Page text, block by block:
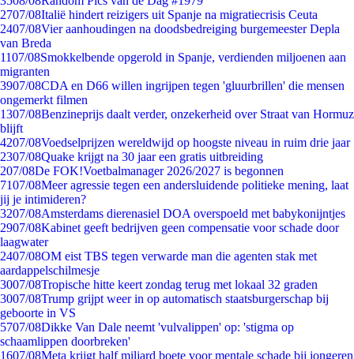
2707/08Italië hindert reizigers uit Spanje na migratiecrisis Ceuta
2407/08Vier aanhoudingen na doodsbedreiging burgemeester Depla
van Breda
1107/08Smokkelbende opgerold in Spanje, verdienden miljoenen aan
migranten
3907/08CDA en D66 willen ingrijpen tegen 'gluurbrillen' die mensen
ongemerkt filmen
1307/08Benzineprijs daalt verder, onzekerheid over Straat van Hormuz
blijft
4207/08Voedselprijzen wereldwijd op hoogste niveau in ruim drie jaar
2307/08Quake krijgt na 30 jaar een gratis uitbreiding
207/08De FOK!Voetbalmanager 2026/2027 is begonnen
7107/08Meer agressie tegen een andersluidende politieke mening, laat
jij je intimideren?
3207/08Amsterdams dierenasiel DOA overspoeld met babykonijntjes
2907/08Kabinet geeft bedrijven geen compensatie voor schade door
laagwater
2407/08OM eist TBS tegen verwarde man die agenten stak met
aardappelschilmesje
3007/08Tropische hitte keert zondag terug met lokaal 32 graden
3007/08Trump grijpt weer in op automatisch staatsburgerschap bij
geboorte in VS
5707/08Dikke Van Dale neemt 'vulvalippen' op: 'stigma op
schaamlippen doorbreken'
1607/08Meta krijgt half miljard boete voor mentale schade bij jongeren